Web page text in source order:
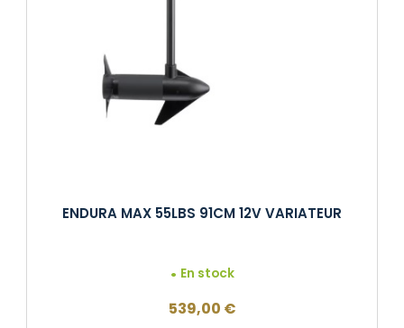
ENDURA MAX 55LBS 91CM 12V VARIATEUR
En stock
539,00 €